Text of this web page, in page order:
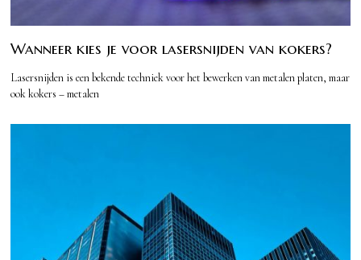
Wanneer kies je voor lasersnijden van kokers?
Lasersnijden is een bekende techniek voor het bewerken van metalen platen, maar
ook kokers – metalen